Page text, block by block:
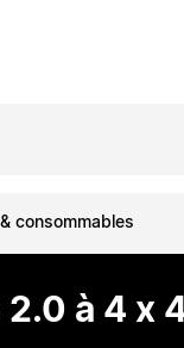
consommables
à 4 x